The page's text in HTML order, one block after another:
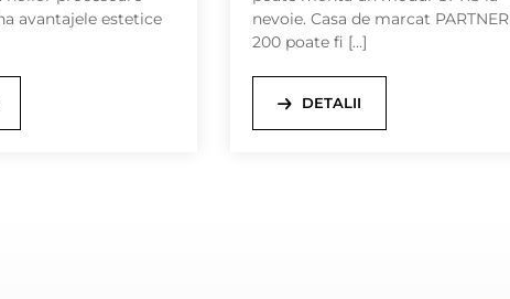
avantajele estetice
nevoie. Casa de marcat PARTNER
200 poate fi […]
DETALII